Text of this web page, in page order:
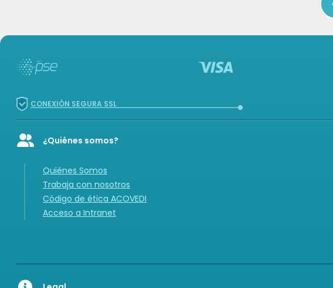
CONEXIÓN SEGURA SSL
Icon of user-group
¿Quiénes somos?
Quiénes Somos
Trabaja con nosotros
Código de ética ACOVEDI
Acceso a Intranet